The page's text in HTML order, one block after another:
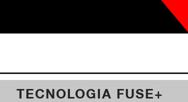
TECNOLOGIA FUSE+